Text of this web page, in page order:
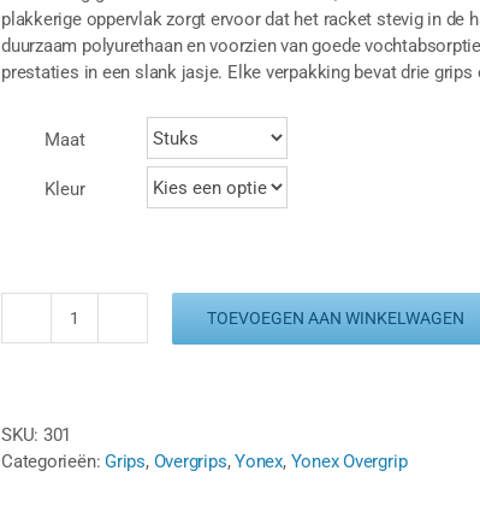
plakkerige oppervlak zorgt ervoor dat het racket stevig in de
duurzaam polyurethaan en voorzien van goede
prestaties in een slank jasje. Elke verpakking bevat drie
Maat
Kleur
YONEX
-
TOEVOEGEN AAN WINKELWAGEN
SKU: 301
Categorieën:Grips, Overgrips,Yonex, Yonex Overgrip